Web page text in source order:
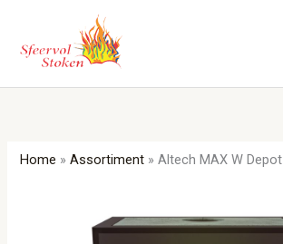
inhoud
Home »Assortiment »Altech MAX W Depot